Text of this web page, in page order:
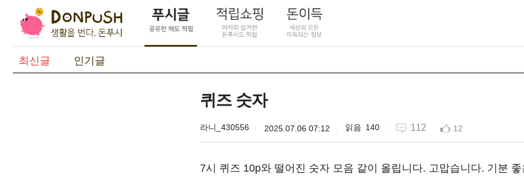
최신글 인기글
퀴즈 숫자
라니_430556 2025.07.06 07:12 140 112 12
7시 퀴즈 10p와 떨어진 숫자 모음 같이 올립니다. 고맙습니다. 기분